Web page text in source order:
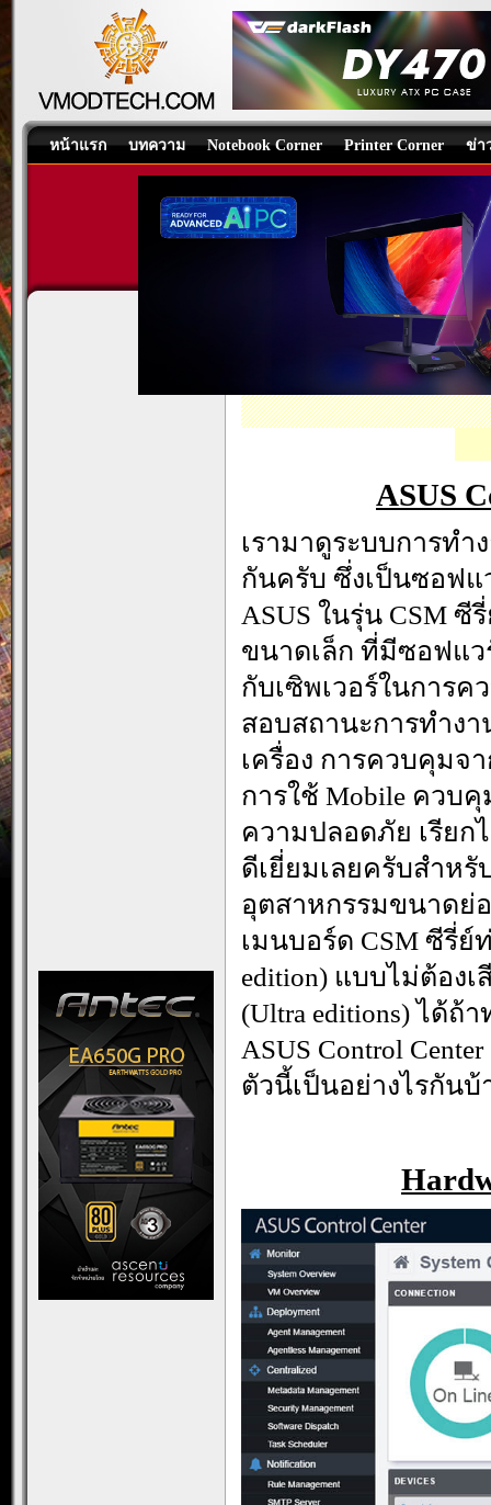
หน้าแรก บทความ Notebook Corner Printer Corner ข่า
ASUSPRO E520-B123Z/
PC Components,PC-
ASUS
เรามาดูระบบการทำ
กันครับ ซึ่งเป็นซอฟแ
ASUS ในรุ่น CSM
ขนาดเล็ก ที่มีซอฟแว
กับเซิพเวอร์ในการค
สอบสถานะการทำง
เครื่อง การควบคุมจ
การใช้ Mobile ควบ
ความปลอดภัย เรียก
ดีเยี่ยมเลยครับสำหรั
อุตสาหกรรมขนาดย่อ
เมนบอร์ด CSM ซีรี่ย์
edition) แบบไม่ต้อง
(Ultra editions) ได้
ASUS Control
ตัวนี้เป็นอย่างไรกันบ้